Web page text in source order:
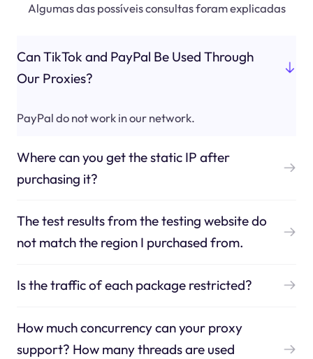
Algumas das possíveis consultas foram explicadas
Can TikTok and PayPal Be Used Through
Our Proxies?
PayPal do not work in our network.
Where can you get the static IP after
purchasing it?
The test results from the testing website do
not match the region I purchased from.
Is the traffic of each package restricted?
How much concurrency can your proxy
support? How many threads are used